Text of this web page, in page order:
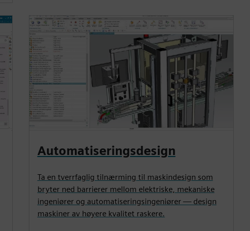
Automatiseringsdesign
Ta en tverrfaglig tilnærming til maskindesign som
bryter ned barrierer mellom elektriske, mekaniske
ingeniører og automatiseringsingeniører — design
maskiner av høyere kvalitet raskere.